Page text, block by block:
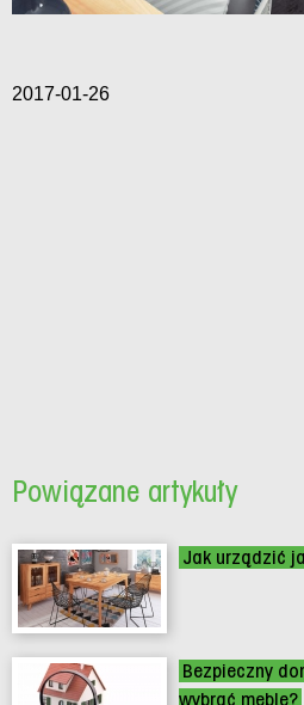
2017-01-26
Powiązane artykuły
Jak urządzić
Bezpieczny
wybrać meble?